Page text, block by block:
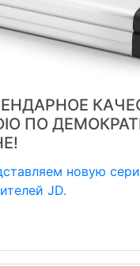
ПО
новую
JD.